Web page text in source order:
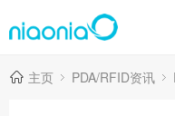
主页 PDA/RFID资讯